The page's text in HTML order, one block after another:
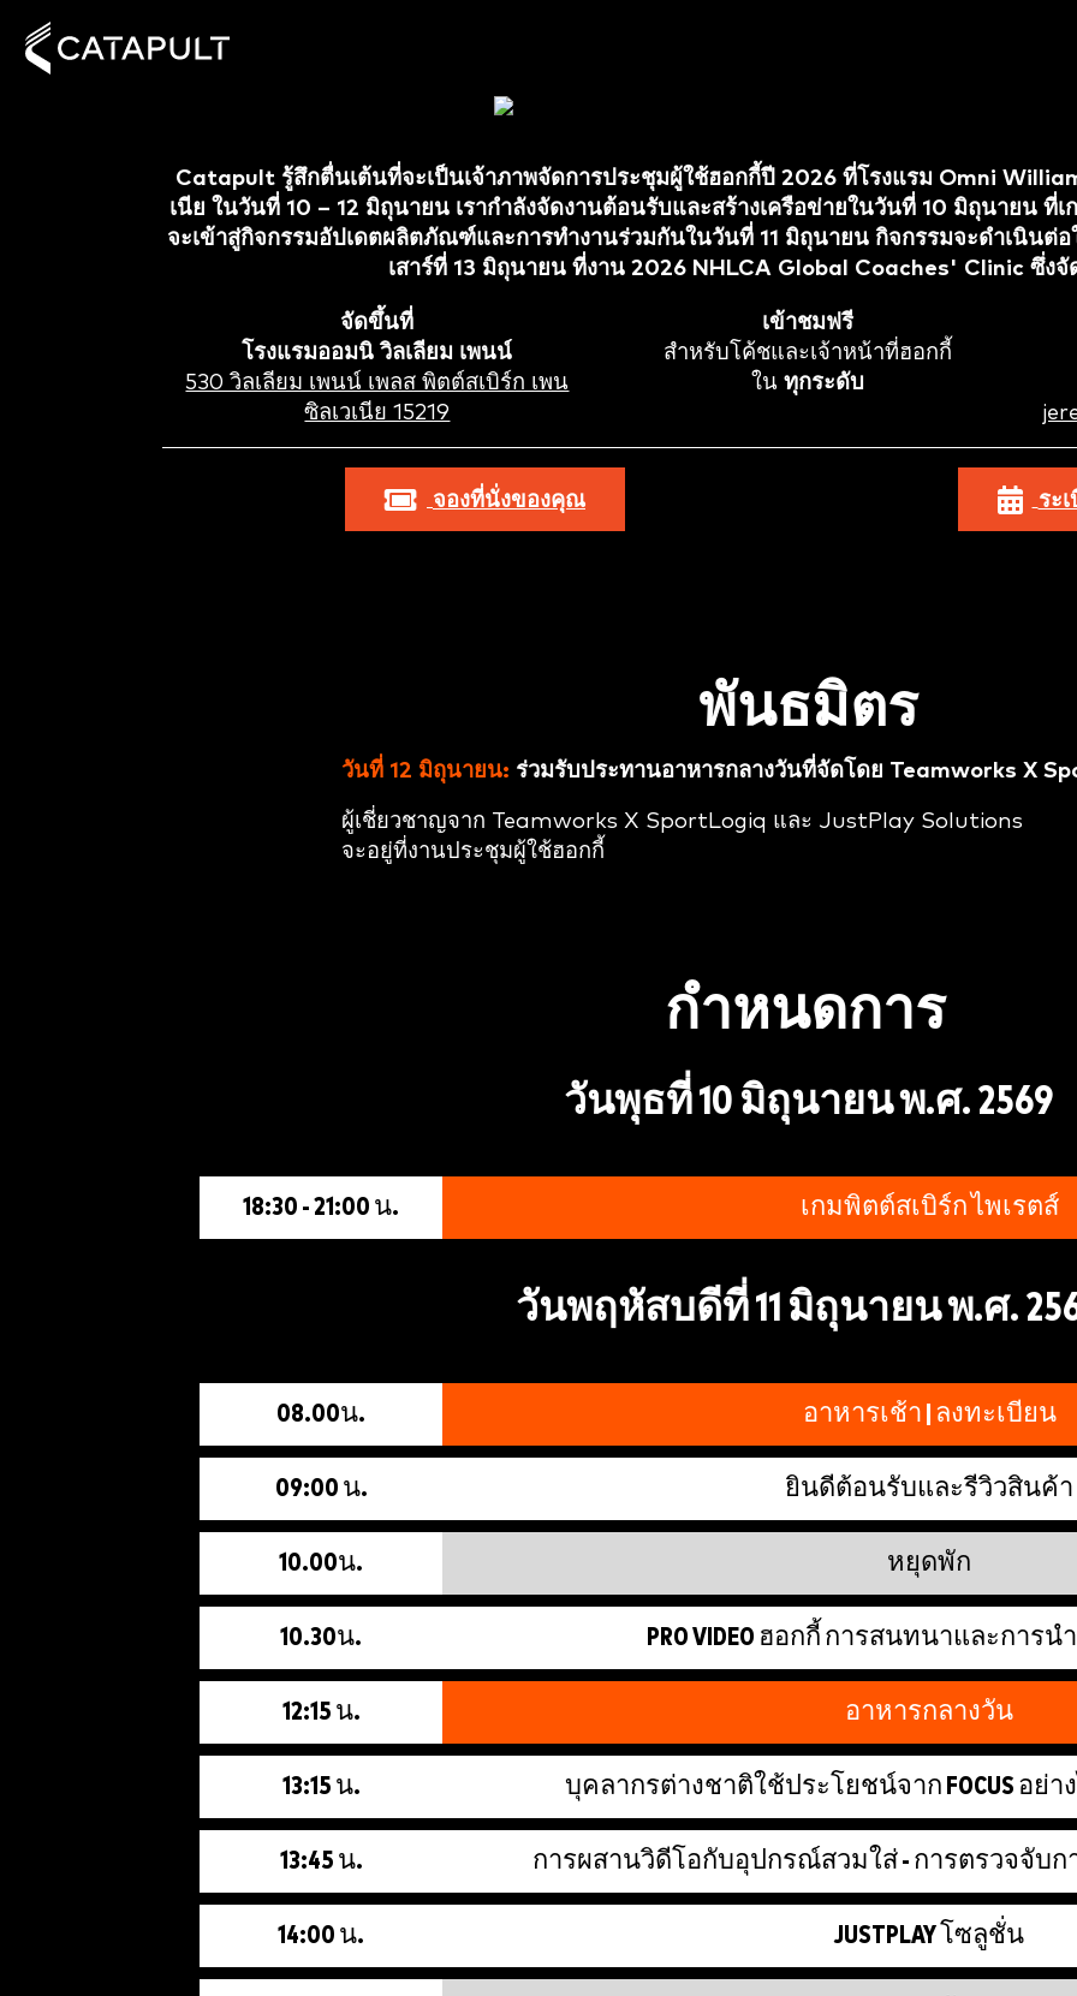
Catapult รู้สึกตื่นเต้นที่จะเป็นเจ้าภาพจัดการประชุมผู้ใช้ฮอกกี้ปี 2026 ที่โรงแรม Omni
เนีย ในวันที่ 10 – 12 มิถุนายน เรากำลังจัดงานต้อนรับและสร้างเครือข่ายในวันที่ 10 มิถุนายน
จะเข้าสู่กิจกรรมอัปเดตผลิตภัณฑ์และการทำงานร่วมกันในวันที่ 11 มิถุนายน กิจกรรมจะดำเนินต่
เสาร์ที่ 13 มิถุนายน ที่งาน 2026 NHLCA Global Coaches' Clinic ซึ่ง
จัดขึ้นที่
โรงแรมออมนิ วิลเลียม เพนน์
530 วิลเลียม เพนน์ เพลส พิตต์สเบิร์ก เพน
ซิลเวเนีย 15219
เข้าชมฟรี
สำหรับโค้ชและเจ้าหน้าที่ฮอกกี้
ใน ทุกระดับ
จองที่นั่งของคุณ ระ
พันธมิตร
วันที่ 12 มิถุนายน: ร่วมรับประทานอาหารกลางวันที่จัดโดย Teamworks X
ผู้เชี่ยวชาญจาก Teamworks X SportLogiq และ JustPlay Solutions
จะอยู่ที่งานประชุมผู้ใช้ฮอกกี้
กำหนดการ
วันพุธที่ 10 มิถุนายน พ.ศ. 2569
18:30 - 21:00 น. เกมพิตต์สเบิร์ก ไพเรตส์
วันพฤหัสบดีที่ 11 มิถุนายน พ.ศ.
08.00น. อาหารเช้า | ลงทะเบียน
09:00 น. ยินดีต้อนรับและรีวิวสินค้า
10.00น. หยุดพัก
10.30น. PRO VIDEO ฮอกกี้ การสนทนาและการ
12:15 น. อาหารกลางวัน
13:15 น. บุคลากรต่างชาติใช้ประโยชน์จาก FOCUS อย่า
13:45 น. การผสานวิดีโอกับอุปกรณ์สวมใส่ - การตรวจจับก
14:00 น. JUSTPLAY โซลูชั่น